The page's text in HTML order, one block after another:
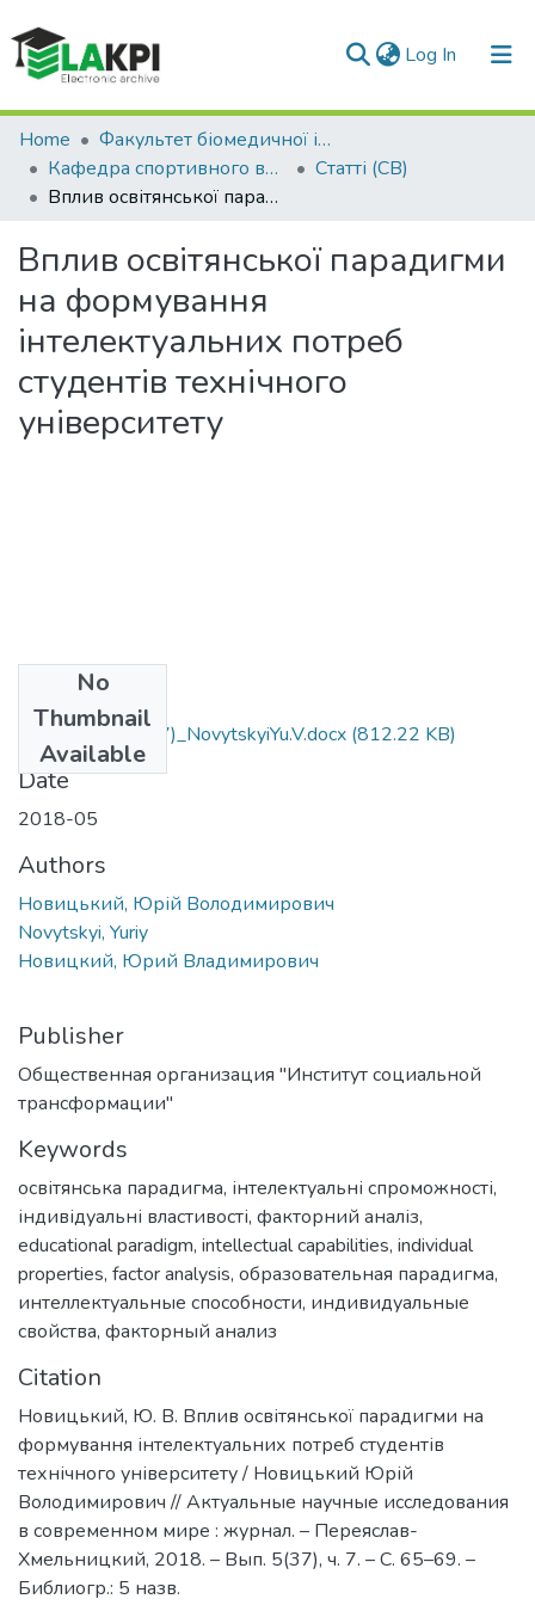
Log In (current)
Communities & Collections
All of DSpace
Home
Факультет біомедичної інженерії (ФБМІ)
Кафедра спортивного вдосконалення (СВ)
Статті (СВ)
Вплив освітянської парадигми на формування інтелектуальних потреб студентів технічного університету
Вплив освітянської парадигми
на формування
інтелектуальних потреб
студентів технічного
університету
No
Thumbnail
Available
iScience2018(5-7)_NovytskyiYu.V.docx (812.22 KB)
Date
2018-05
Authors
Новицький, Юрій Володимирович
Novytskyi, Yuriy
Новицкий, Юрий Владимирович
Publisher
Общественная организация "Институт социальной
трансформации"
Keywords
освітянська парадигма, інтелектуальні спроможності,
індивідуальні властивості, факторний аналіз,
educational paradigm, intellectual capabilities, individual
properties, factor analysis, образовательная парадигма,
интеллектуальные способности, индивидуальные
свойства, факторный анализ
Citation
Новицький, Ю. В. Вплив освітянської парадигми на
формування інтелектуальних потреб студентів
технічного університету / Новицький Юрій
Володимирович // Актуальные научные исследования
в современном мире : журнал. – Переяслав-
Хмельницкий, 2018. – Вып. 5(37), ч. 7. – С. 65–69. –
Библиогр.: 5 назв.